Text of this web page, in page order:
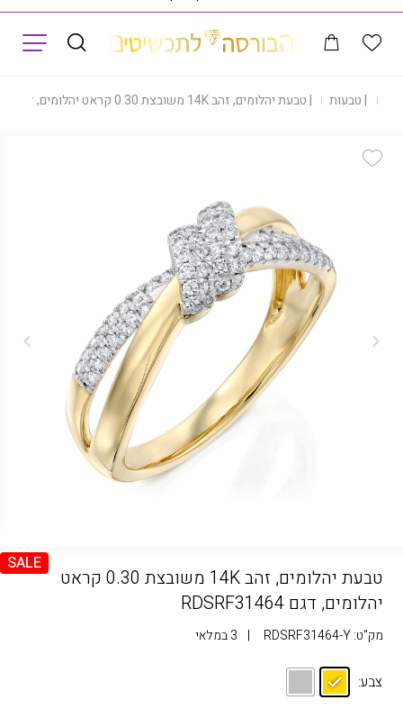
|טבעות |טבעת יהלומים, זהב 14K משובצת 0.30 קראט יהלומים, דגם RDSRF31464
SALE
טבעת יהלומים, זהב 14K משובצת 0.30 קראט
יהלומים, דגם RDSRF31464
מק"ט:RDSRF31464-Y
| 3 במלאי
צבע: